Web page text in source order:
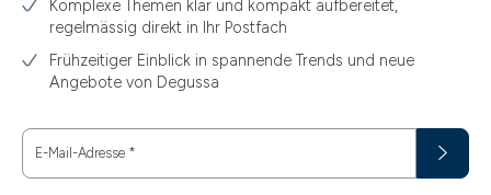
Komplexe Themen klar und kompakt aufbereitet,
regelmässig direkt in Ihr Postfach
Frühzeitiger Einblick in spannende Trends und neue
Angebote von Degussa
E-Mail-Adresse *